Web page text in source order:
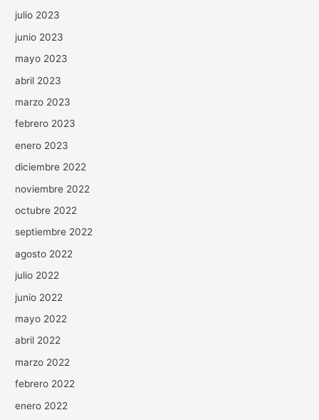
julio 2023
junio 2023
mayo 2023
abril 2023
marzo 2023
febrero 2023
enero 2023
diciembre 2022
noviembre 2022
octubre 2022
septiembre 2022
agosto 2022
julio 2022
junio 2022
mayo 2022
abril 2022
marzo 2022
febrero 2022
enero 2022